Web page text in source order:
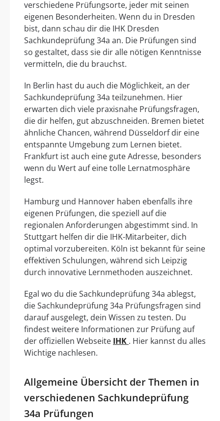
verschiedene Prüfungsorte, jeder mit seinen
eigenen Besonderheiten. Wenn du in Dresden
bist, dann schau dir die IHK Dresden
Sachkundeprüfung 34a an. Die Prüfungen sind
so gestaltet, dass sie dir alle nötigen Kenntnisse
vermitteln, die du brauchst.
In Berlin hast du auch die Möglichkeit, an der
Sachkundeprüfung 34a teilzunehmen. Hier
erwarten dich viele praxisnahe Prüfungsfragen,
die dir helfen, gut abzuschneiden. Bremen bietet
ähnliche Chancen, während Düsseldorf dir eine
entspannte Umgebung zum Lernen bietet.
Frankfurt ist auch eine gute Adresse, besonders
wenn du Wert auf eine tolle Lernatmosphäre
legst.
Hamburg und Hannover haben ebenfalls ihre
eigenen Prüfungen, die speziell auf die
regionalen Anforderungen abgestimmt sind. In
Stuttgart helfen dir die IHK-Mitarbeiter, dich
optimal vorzubereiten. Köln ist bekannt für seine
effektiven Schulungen, während sich Leipzig
durch innovative Lernmethoden auszeichnet.
Egal wo du die Sachkundeprüfung 34a ablegst,
die Sachkundeprüfung 34a Prüfungsfragen sind
darauf ausgelegt, dein Wissen zu testen. Du
findest weitere Informationen zur Prüfung auf
der offiziellen Webseite IHK . Hier kannst du alles
Wichtige nachlesen.
Allgemeine Übersicht der Themen in
verschiedenen Sachkundeprüfung
34a Prüfungen